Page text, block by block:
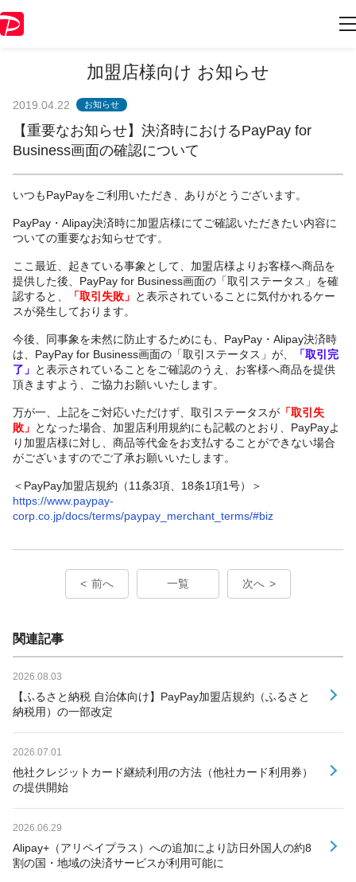
加盟店様向け お知らせ
2019.04.22 お知らせ
【重要なお知らせ】決済時におけるPayPay for
Business画面の確認について
いつもPayPayをご利用いただき、ありがとうございます。
PayPay・Alipay決済時に加盟店様にてご確認いただきたい内容に
ついての重要なお知らせです。
ここ最近、起きている事象として、加盟店様よりお客様へ商品を
提供した後、PayPay for Business画面の「取引ステータス」を確
認すると、
「取引失敗」 と表示されていることに気付かれるケー
スが発生しております。
今後、同事象を未然に防止するためにも、PayPay・Alipay決済時
は、PayPay for Business画面の「取引ステータス」が、
「取引完
了」 と表示されていることをご確認のうえ、お客様へ商品を提供
頂きますよう、ご協力お願いいたします。
万が一、上記をご対応いただけず、取引ステータスが 「取引失
敗」 となった場合、加盟店利用規約にも記載のとおり、PayPayよ
り加盟店様に対し、商品等代金をお支払することができない場合
がございますのでご了承お願いいたします。
＜PayPay加盟店規約（11条3項、18条1項1号）＞
https://www.paypay-
corp.co.jp/docs/terms/paypay_merchant_terms/#biz
前へ 一覧 次へ
関連記事
2026.08.03
【ふるさと納税 自治体向け】PayPay加盟店規約（ふるさと
納税用）の一部改定
2026.07.01
他社クレジットカード継続利用の方法（他社カード利用券）
の提供開始
2026.06.29
Alipay+（アリペイプラス）への追加により訪日外国人の約8
割の国・地域の決済サービスが利用可能に